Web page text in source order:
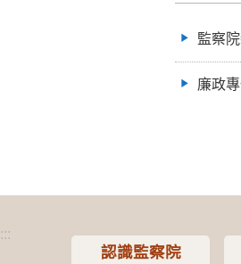
監察
廉政
:::
認識監察院